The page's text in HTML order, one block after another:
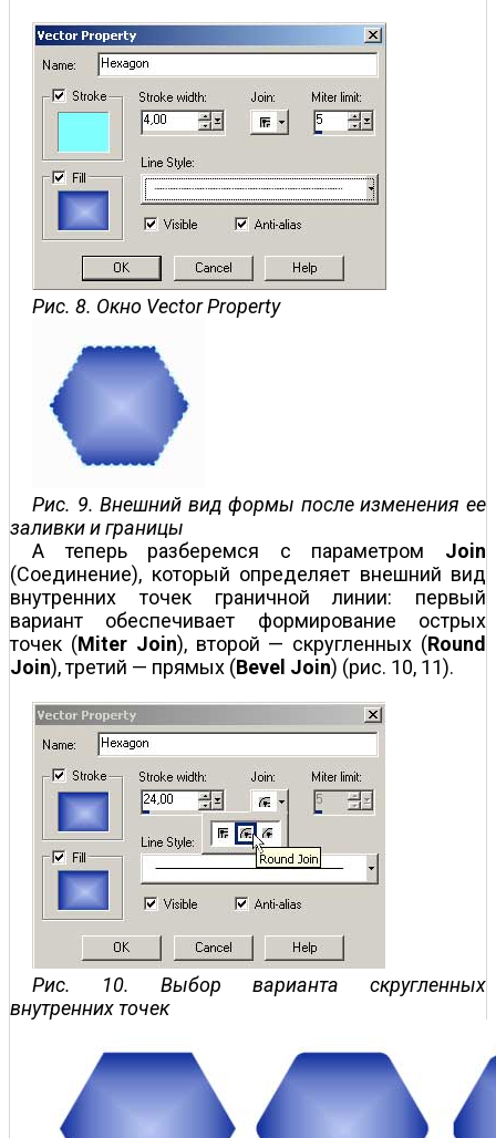
Рис. 8. Окно Vector Property
Рис. 9. Внешний вид формы после изменения ее
заливки и границы
А теперь разберемся с параметром Join
(Соединение), который определяет внешний вид
внутренних точек граничной линии: первый
вариант обеспечивает формирование острых
точек (Miter Join), второй — скругленных (Round
Join), третий — прямых (Bevel Join) (рис. 10, 11).
Рис. 10. Выбор варианта скругленных
внутренних точек